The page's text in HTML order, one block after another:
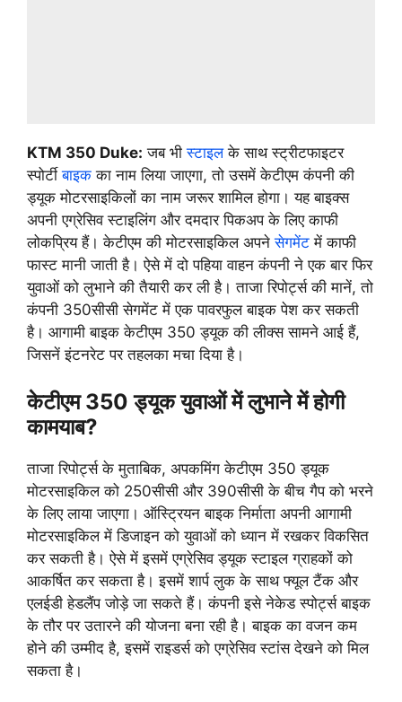
KTM 350 Duke: जब भीस्टाइलके साथ स्ट्रीटफाइटर
स्पोर्टीबाइक का नाम लिया जाएगा, तो उसमें केटीएम कंपनी की
ड्यूक मोटरसाइकिलों का नाम जरूर शामिल होगा। यह बाइक्स
अपनी एग्रेसिव स्टाइलिंग और दमदार पिकअप के लिए काफी
लोकप्रिय हैं। केटीएम की मोटरसाइकिल अपनेसेगमेंट में काफी
फास्ट मानी जाती है। ऐसे में दो पहिया वाहन कंपनी ने एक बार फिर
युवाओं को लुभाने की तैयारी कर ली है। ताजा रिपोर्ट्स की मानें, तो
कंपनी 350सीसी सेगमेंट में एक पावरफुल बाइक पेश कर सकती
है। आगामी बाइक केटीएम 350 ड्यूक की लीक्स सामने आई हैं,
जिसनें इंटनरेट पर तहलका मचा दिया है।
केटीएम 350 ड्यूक युवाओं में लुभाने में होगी
कामयाब?
ताजा रिपोर्ट्स के मुताबिक, अपकमिंग केटीएम 350 ड्यूक
मोटरसाइकिल को 250सीसी और 390सीसी के बीच गैप को भरने
के लिए लाया जाएगा। ऑस्ट्रियन बाइक निर्माता अपनी आगामी
मोटरसाइकिल में डिजाइन को युवाओं को ध्यान में रखकर विकसित
कर सकती है। ऐसे में इसमें एग्रेसिव ड्यूक स्टाइल ग्राहकों को
आकर्षित कर सकता है। इसमें शार्प लुक के साथ फ्यूल टैंक और
एलईडी हेडलैंप जोड़े जा सकते हैं। कंपनी इसे नेकेड स्पोर्ट्स बाइक
के तौर पर उतारने की योजना बना रही है। बाइक का वजन कम
होने की उम्मीद है, इसमें राइडर्स को एग्रेसिव स्टांस देखने को मिल
सकता है।